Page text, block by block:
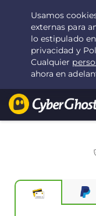
Tu elección: la